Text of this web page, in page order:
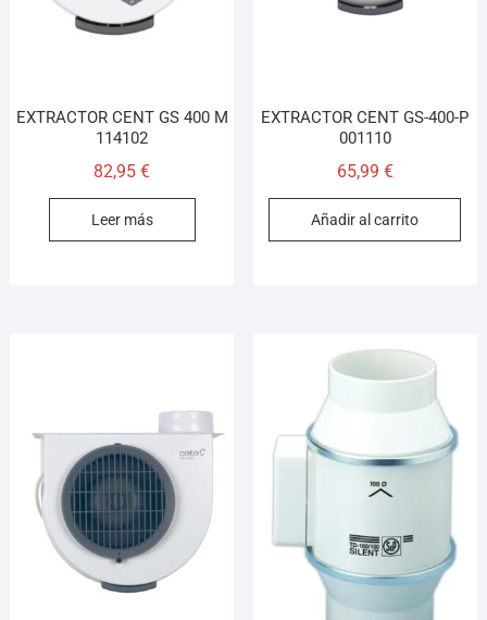
EXTRACTOR CENT GS 400 M
114102
82,95€
Leer más
EXTRACTOR CENT GS-400-P
001110
65,99 €
Añadir al carrito